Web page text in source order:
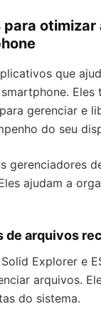
otimizar
que
Eles
gerenciar e
do seu
gerenciadores
ajudam a
de arquivos
Explorer e
arquivos.
do sistema.